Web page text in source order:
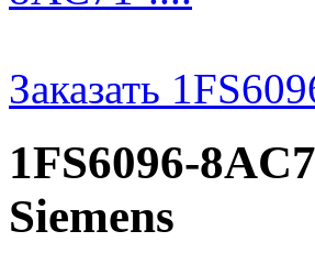
Заказать
1FS6096-
Siemens